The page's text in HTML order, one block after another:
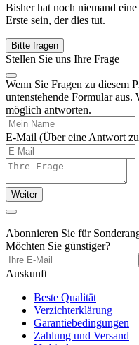
Bisher hat noch niemand
Erste sein, der dies tut.
Bitte fragen
Stellen Sie uns Ihre Frage
Wenn Sie Fragen zu diesem
untenstehende Formular
möglich antworten.
E-Mail (Über eine Antwort
Weiter
Abonnieren Sie für
Möchten Sie günstiger?
Auskunft
Beste Qualität
Verzichterklärung
Garantiebedingungen
Zahlung und Versand